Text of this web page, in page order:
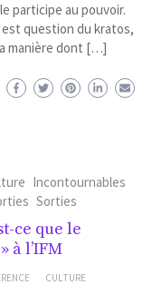
participe au pouvoir.
est question du kratos,
manière dont […]
Incontournables
Sorties
ce que le
à l’IFM
CULTURE